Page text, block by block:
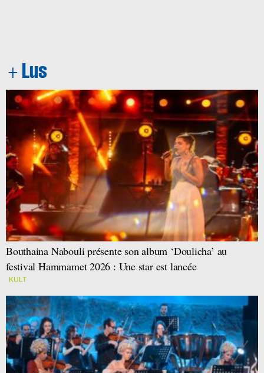
Bouthaina Nabouli présente son album ‘Doulicha’ au
festival Hammamet 2026 : Une star est lancée
KULT